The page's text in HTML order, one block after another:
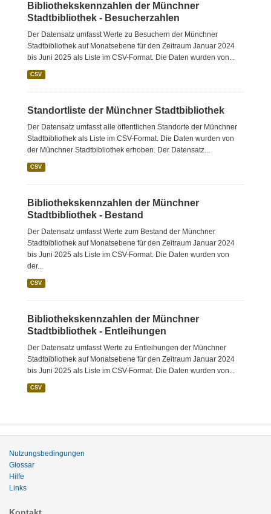
Bibliothekskennzahlen der Münchner
Stadtbibliothek - Besucherzahlen
Der Datensatz umfasst Werte zu Besuchern der Münchner
Stadtbibliothek auf Monatsebene für den Zeitraum Januar 2024
bis Juni 2025 als Liste im CSV-Format. Die Daten wurden von...
CSV
Standortliste der Münchner Stadtbibliothek
Der Datensatz umfasst alle öffentlichen Standorte der Münchner
Stadtbibliothek als Liste im CSV-Format. Die Daten wurden von
der Münchner Stadtbibliothek erhoben. Der Datensatz...
CSV
Bibliothekskennzahlen der Münchner
Stadtbibliothek - Bestand
Der Datensatz umfasst Werte zum Bestand der Münchner
Stadtbibliothek auf Monatsebene für den Zeitraum Januar 2024
bis Juni 2025 als Liste im CSV-Format. Die Daten wurden von
der...
CSV
Bibliothekskennzahlen der Münchner
Stadtbibliothek - Entleihungen
Der Datensatz umfasst Werte zu Entleihungen der Münchner
Stadtbibliothek auf Monatsebene für den Zeitraum Januar 2024
bis Juni 2025 als Liste im CSV-Format. Die Daten wurden von...
CSV
Nutzungsbedingungen
Glossar
Hilfe
Links